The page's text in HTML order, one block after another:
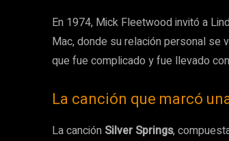
En 1974, Mick Fleetwood invitó a
Mac, donde su relación personal se
que fue complicado y fue llevado
La canción que marcó
La canción Silver Springs,